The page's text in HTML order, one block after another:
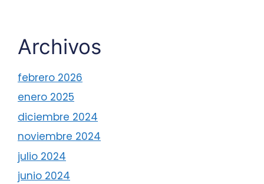
Archivos
febrero 2026
enero 2025
diciembre 2024
noviembre 2024
julio 2024
junio 2024